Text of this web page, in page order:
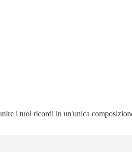
i tuoi ricordi in un'unica